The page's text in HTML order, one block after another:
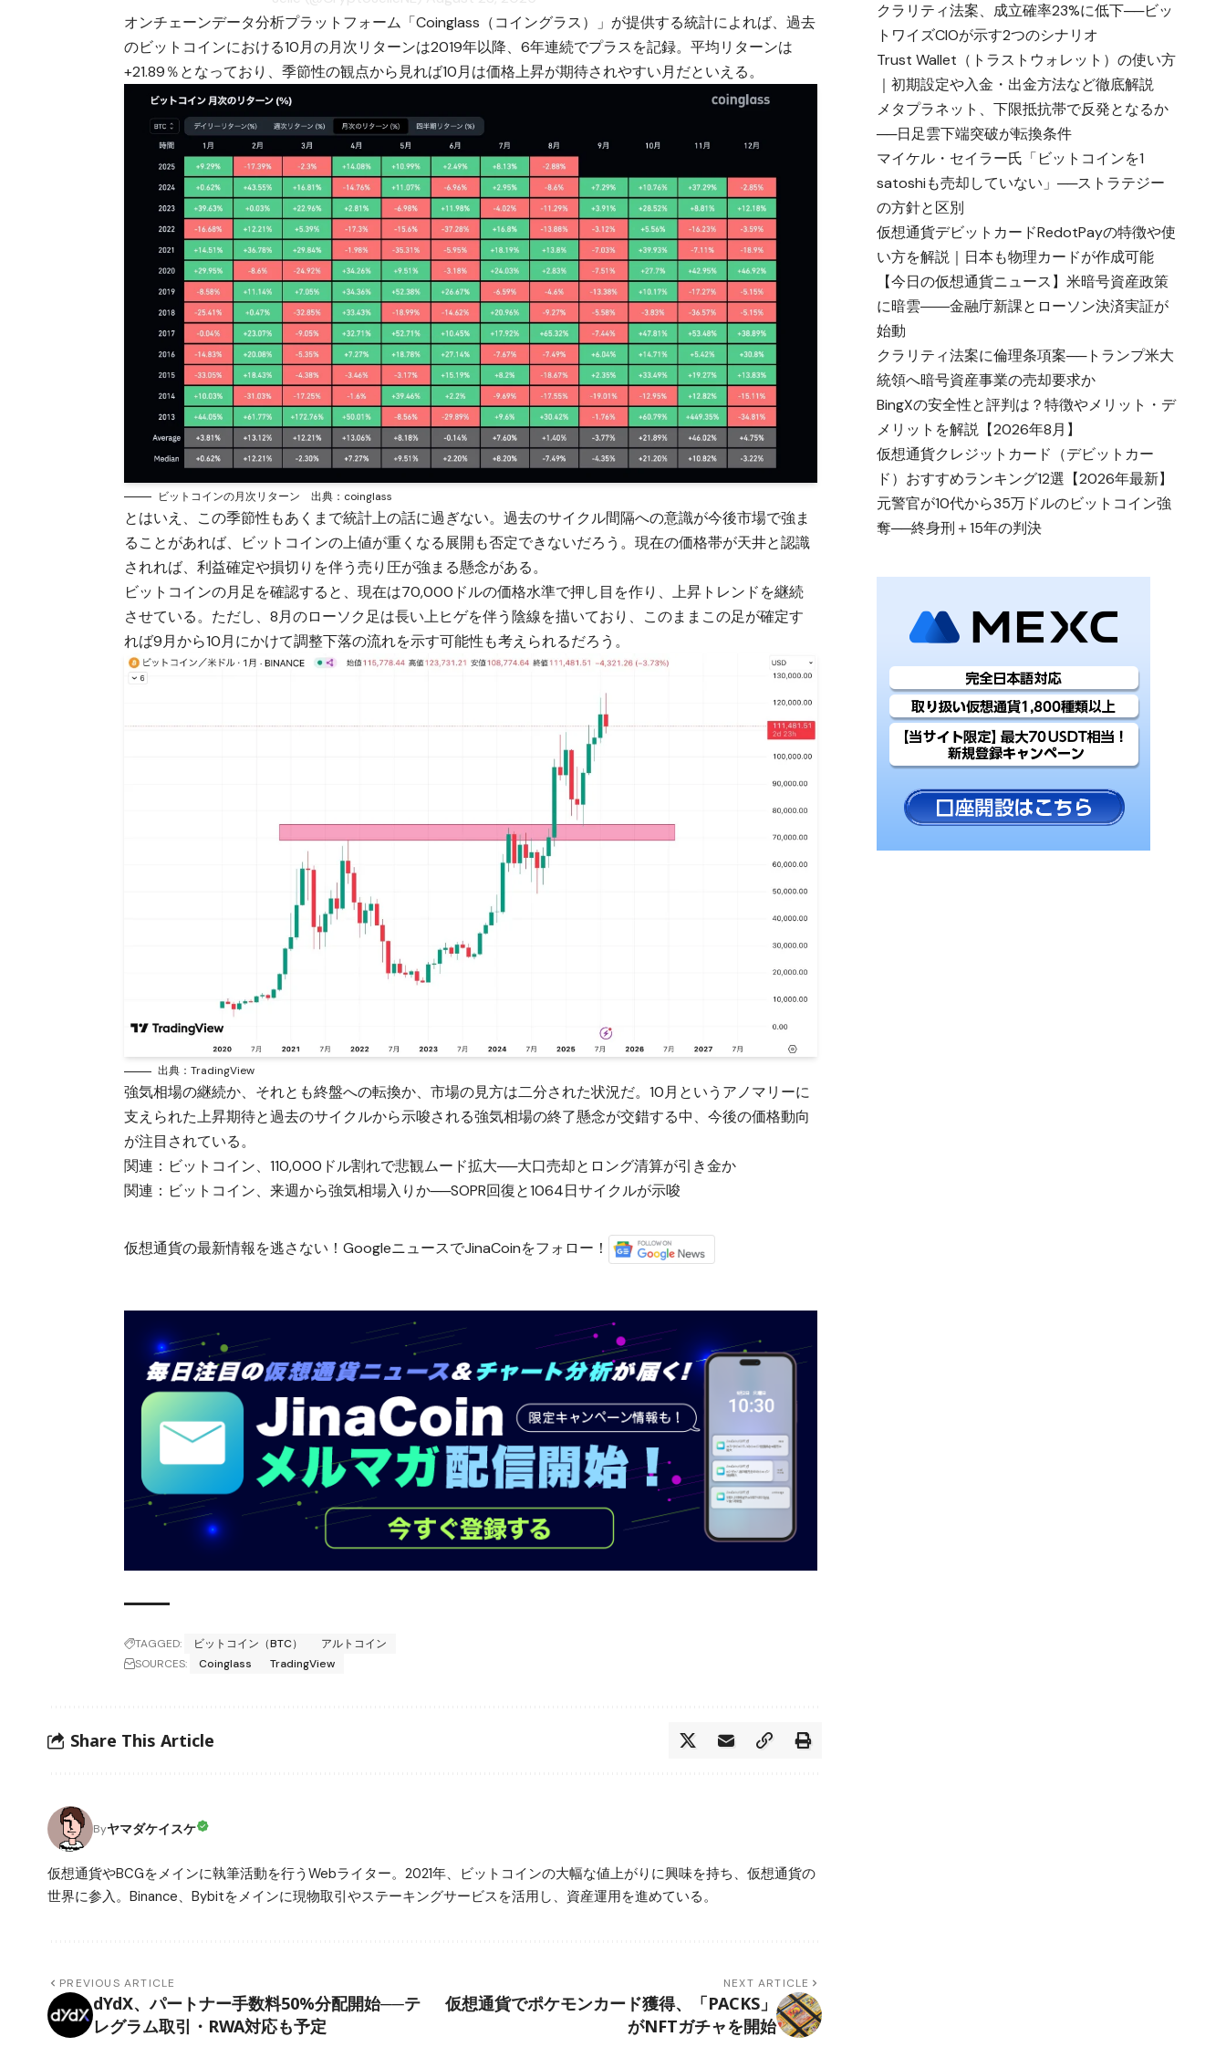
オンチェーンデータ分析プラットフォーム「Coinglass（コイングラス）」が提供する統計によれば、過去
のビットコインにおける10月の月次リターンは2019年以降、6年連続でプラスを記録。平均リターンは
+21.89％となっており、季節性の観点から見れば10月は価格上昇が期待されやすい月だといえる。
ビットコインの月次リターン 出典：coinglass
とはいえ、この季節性もあくまで統計上の話に過ぎない。過去のサイクル間隔への意識が今後市場で強ま
ることがあれば、ビットコインの上値が重くなる展開も否定できないだろう。現在の価格帯が天井と認識
されれば、利益確定や損切りを伴う売り圧が強まる懸念がある。
ビットコインの月足を確認すると、現在は70,000ドルの価格水準で押し目を作り、上昇トレンドを継続
させている。ただし、8月のローソク足は長い上ヒゲを伴う陰線を描いており、このままこの足が確定す
れば9月から10月にかけて調整下落の流れを示す可能性も考えられるだろう。
出典：TradingView
強気相場の継続か、それとも終盤への転換か、市場の見方は二分された状況だ。10月というアノマリーに
支えられた上昇期待と過去のサイクルから示唆される強気相場の終了懸念が交錯する中、今後の価格動向
が注目されている。
関連： ビットコイン、110,000ドル割れで悲観ムード拡大──大口売却とロング清算が引き金か
関連： ビットコイン、来週から強気相場入りか──SOPR回復と1064日サイクルが示唆
仮想通貨の最新情報を逃さない！GoogleニュースでJinaCoinをフォロー！
TAGGED: ビットコイン（BTC）
アルトコイン
SOURCES:
Coinglass TradingView
Share This Article
Byヤマダケイスケ
仮想通貨やBCGをメインに執筆活動を行うWebライター。2021年、ビットコインの大幅な値上がりに興味を持ち、仮想通貨の
世界に参入。Binance、Bybitをメインに現物取引やステーキングサービスを活用し、資産運用を進めている。
PREVIOUS ARTICLE
dYdX、パートナー手数料50%分配開始──テ
レグラム取引・RWA対応も予定
NEXT ARTICLE
仮想通貨でポケモンカード獲得、「PACKS」
がNFTガチャを開始
クラリティ法案、成立確率23%に低下──ビッ
トワイズCIOが示す2つのシナリオ
Trust Wallet（トラストウォレット）の使い方
｜初期設定や入金・出金方法など徹底解説
メタプラネット、下限抵抗帯で反発となるか
──日足雲下端突破が転換条件
マイケル・セイラー氏「ビットコインを1
satoshiも売却していない」──ストラテジー
の方針と区別
仮想通貨デビットカードRedotPayの特徴や使
い方を解説｜日本も物理カードが作成可能
【今日の仮想通貨ニュース】米暗号資産政策
に暗雲――金融庁新課とローソン決済実証が
始動
クラリティ法案に倫理条項案──トランプ米大
統領へ暗号資産事業の売却要求か
BingXの安全性と評判は？特徴やメリット・デ
メリットを解説【2026年8月】
仮想通貨クレジットカード（デビットカー
ド）おすすめランキング12選【2026年最新】
元警官が10代から35万ドルのビットコイン強
奪──終身刑＋15年の判決